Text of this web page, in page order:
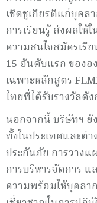
เชิดชูเกียรติแก่บุคล
การเรียนรู้ ส่งผลให้
ความสนใจสมัครเรี
15 อันดับแรก ของอ
เฉพาะหลักสูตร
ไทยที่ได้รับรางวัลดัง
นอกจากนี้ บริษัทฯ ยั
ทั้งในประเทศและต่
ประกันภัย การวางแ
การบริหารจัดการ แ
ความพร้อมให้บุคลา